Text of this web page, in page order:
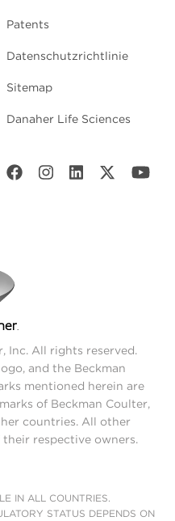
Patents
Datenschutzrichtlinie
Sitemap
Danaher Life Sciences
Inc. All rights reserved.
and the Beckman
mentioned herein are
of Beckman Coulter,
countries. All other
respective owners.
IN ALL COUNTRIES.
STATUS DEPENDS ON